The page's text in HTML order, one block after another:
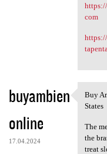
com
buyambien
online
17.04.2024
Buy
Buy
States
The
the
treat